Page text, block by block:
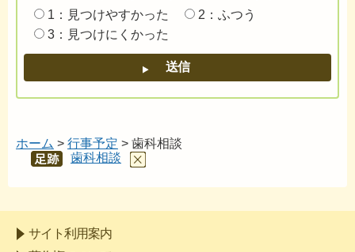
1：見つけやすかった
2：ふつう
3：見つけにくかった
ホーム > 行事予定 > 歯科相談
あし
歯科相談
サイト利用案内